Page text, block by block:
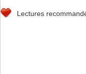
Lectures